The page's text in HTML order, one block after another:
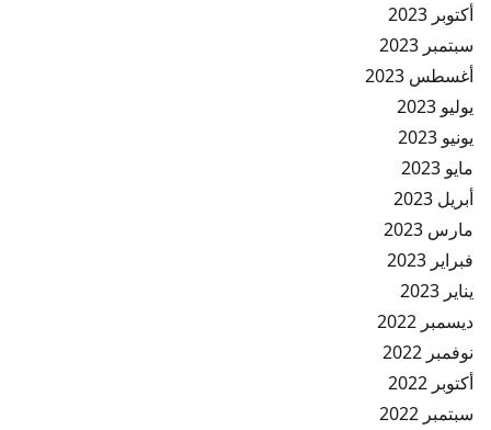
أكتوبر 2023
سبتمبر 2023
أغسطس 2023
يوليو 2023
يونيو 2023
مايو 2023
أبريل 2023
مارس 2023
فبراير 2023
يناير 2023
ديسمبر 2022
نوفمبر 2022
أكتوبر 2022
سبتمبر 2022